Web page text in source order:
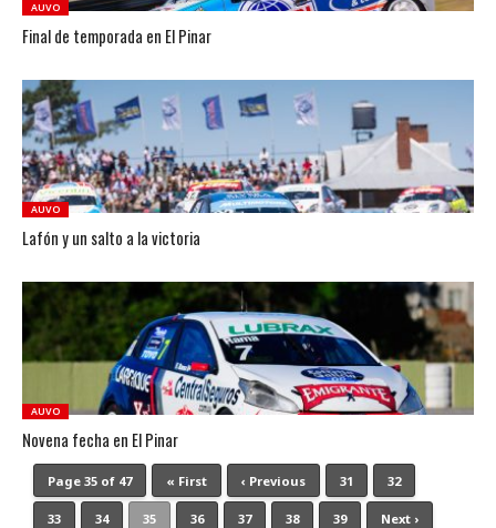
AUVO
Final de temporada en El Pinar
AUVO
Lafón y un salto a la victoria
AUVO
Novena fecha en El Pinar
Page 35 of 47 « First ‹ Previous 31 32
33 34 35 36 37 38 39 Next ›